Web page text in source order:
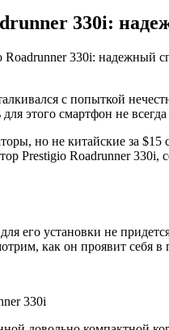
330i:
Roadrunner 330i: надежный
с попыткой
этого смартфон не
но не китайские за
Prestigio Roadrunner
его установки не
как он проявит себя